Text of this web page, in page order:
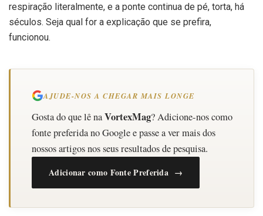
respiração literalmente, e a ponte continua de pé, torta, há
séculos. Seja qual for a explicação que se prefira,
funcionou.
AJUDE-NOS A CHEGAR MAIS LONGE
Gosta do que lê naVortexMag? Adicione-nos como
fonte preferida no Google e passe a ver mais dos
nossos artigos nos seus resultados de pesquisa.
Adicionar como Fonte Preferida →